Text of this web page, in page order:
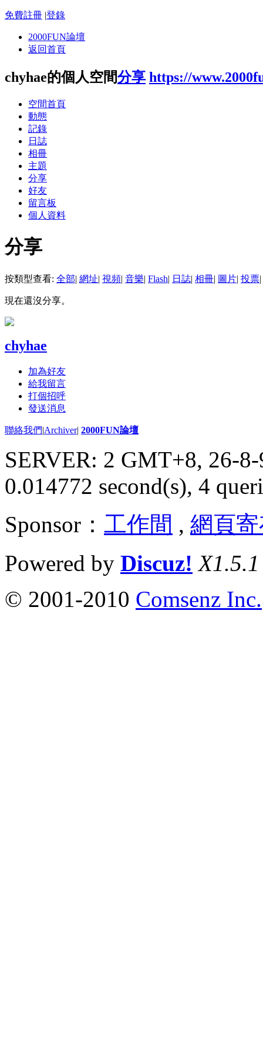
免費註冊 |登錄
2000FUN論壇
返回首頁
chyhae的個人空間分享 https://
空間首頁
動態
記錄
日誌
相冊
主題
分享
好友
留言板
個人資料
分享
按類型查看: 全部| 網址| 視頻| 音樂| Flash| 日誌| 相冊| 圖片| 投票|
現在還沒分享。
chyhae
加為好友
給我留言
打個招呼
發送消息
聯絡我們|Archiver| 2000FUN論壇
SERVER: 2 GMT+8, 26-
0.014772 second(s), 4
Sponsor： 工作間 , 網頁
Powered by Discuz! X1.5.1
© 2001-2010 Comsenz Inc.